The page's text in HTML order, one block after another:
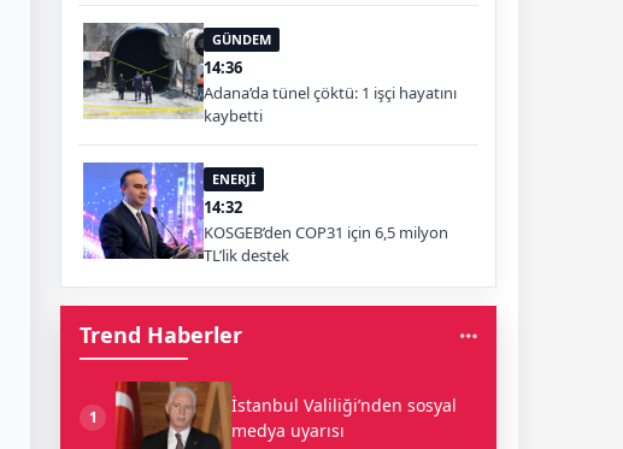
GÜNDEM
14:36
Adana’da tünel çöktü: 1 işçi hayatını
kaybetti
ENERJİ
14:32
KOSGEB’den COP31 için 6,5 milyon
TL’lik destek
Trend Haberler
1
İstanbul Valiliği’nden sosyal
medya uyarısı